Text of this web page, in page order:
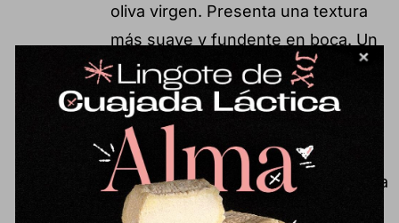
oliva virgen. Presenta una textura
más suave y fundente en boca. Un
sabor armonioso, limpio y bien
integrado, con aromas que evocan
el campo y el heno, reflejo del
pastoreo. Como particularidad,
encontramos recuerdos botánicos a
alcachofa o espárrago propios del